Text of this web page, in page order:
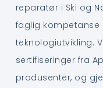
reparatør i Ski og
faglig kompetanse
teknologiutvikling.
sertifiseringer fra
produsenter, og